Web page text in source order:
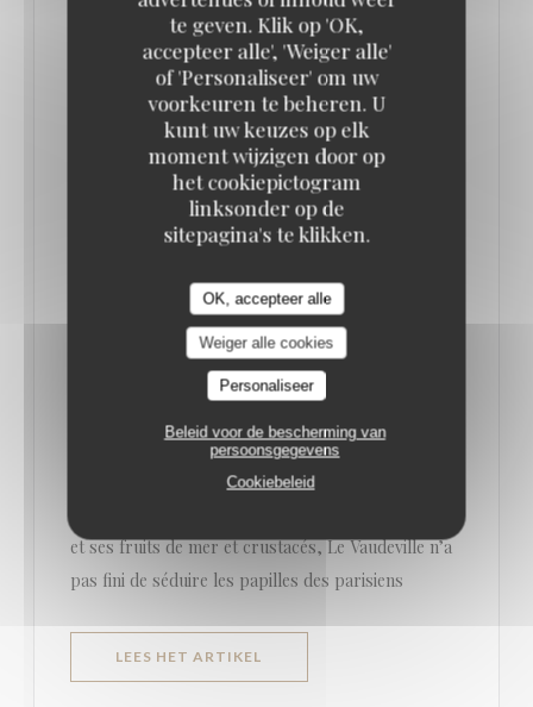
te geven. Klik op 'OK,
accepteer alle', 'Weiger alle'
of 'Personaliseer' om uw
voorkeuren te beheren. U
kunt uw keuzes op elk
moment wijzigen door op
het cookiepictogram
linksonder op de
sitepagina's te klikken.
OK, accepteer alle
Weiger alle cookies
Personaliseer
Beleid voor de bescherming van
persoonsgegevens
Cookiebeleid
OÙ MANGER UNE BONNE CHOUCROUTE À
PARIS ? NOS BONNES ADRESSES
02/01/2023
Le Vaudeville : cuisine traditionnelle et fruits de mer
pour la brasserie parisienne centenaire
Rares sont les brasseries parisiennes pouvant se
targuer de célébrer leur 100 ans.
C’est le cas de la Brasserie Le Vaudeville, véritable
Paris, juste face à la Bourse.
et ses fruits de mer et crustacés, Le Vaudeville n’a
pas fini de séduire les papilles des parisiens
LEES HET ARTIKEL